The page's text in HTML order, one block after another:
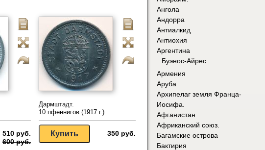
510 руб.
600 руб.
Дармштадт.
10 пфеннигов (1917 г.)
350 руб.
Ангола
Андорра
Антиалкид
Антиохия
Аргентина
Буэнос-Айрес
Армения
Аруба
Архипелаг земля Франца-
Иосифа.
Афганистан
Африканский союз.
Багамские острова
Бактирия